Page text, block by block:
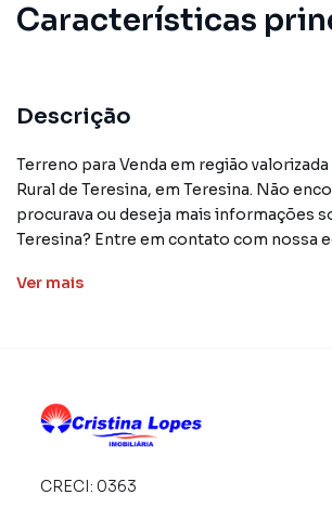
Características
Descrição
Terreno para Venda em região
Rural de Teresina, em Teresina. Não
procurava ou deseja mais informações
Teresina? Entre em contato com nossa
planta em Área Rural de Teresina e em
Teresina. Aqui você encontra milhares
vida.
Ver mais
CRECI: 0363